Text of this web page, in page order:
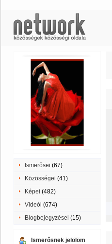
Ismerősei (67)
Közösségei (41)
Képei (482)
Videói (674)
Blogbejegyzései (15)
Ismerősnek jelölöm